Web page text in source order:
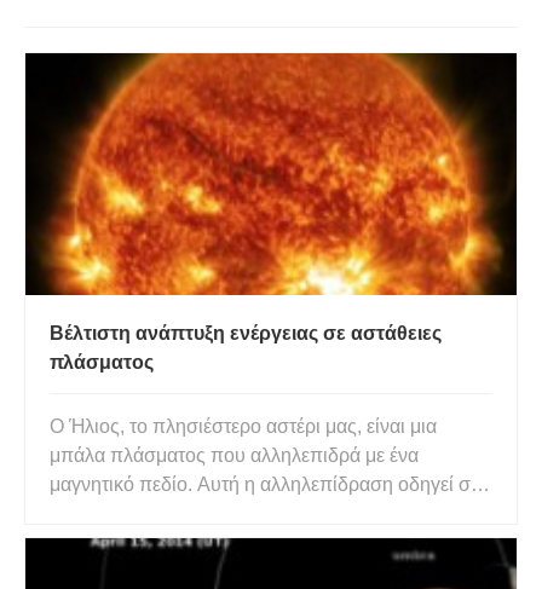
Βέλτιστη ανάπτυξη ενέργειας σε αστάθειες
πλάσματος
Ο Ήλιος, το πλησιέστερο αστέρι μας, είναι μια
μπάλα πλάσματος που αλληλεπιδρά με ένα
μαγνητικό πεδίο. Αυτή η αλληλεπίδραση οδηγεί σε
δυναμικές. Ο ορατός κίτρινος δίσκος του Ήλιου
(που δεν πρέπει να φαίνεται απευθείας με γυμνό